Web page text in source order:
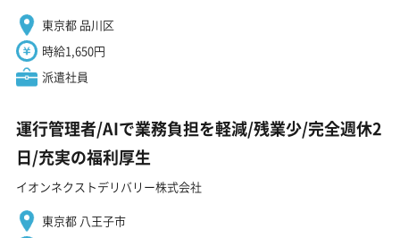
東京都 品川区
時給1,650円
派遣社員
運行管理者/AIで業務負担を軽減/残業少/完全週休2
日/充実の福利厚生
イオンネクストデリバリー株式会社
東京都 八王子市